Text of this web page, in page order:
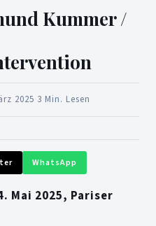
Kummer /
2025 3 Min. Lesen
WhatsApp
Mai 2025, Pariser